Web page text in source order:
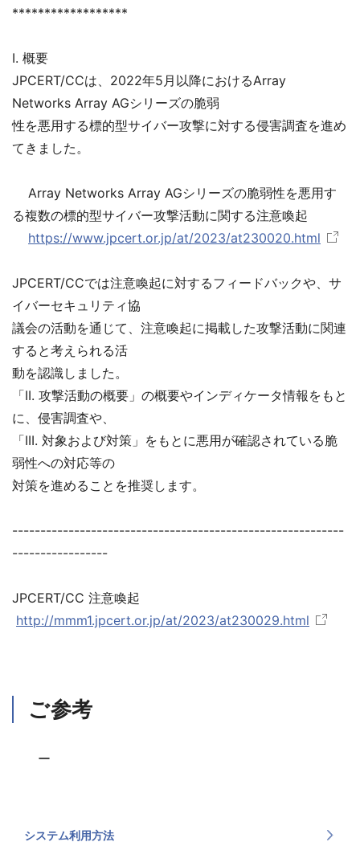
******************
I. 概要
JPCERT/CCは、2022年5月以降におけるArray
Networks Array AGシリーズの脆弱
性を悪用する標的型サイバー攻撃に対する侵害調査を進め
てきました。
Array Networks Array AGシリーズの脆弱性を悪用す
る複数の標的型サイバー攻撃活動に関する注意喚起
https://www.jpcert.or.jp/at/2023/at230020.html
JPCERT/CCでは注意喚起に対するフィードバックや、サ
イバーセキュリティ協
議会の活動を通じて、注意喚起に掲載した攻撃活動に関連
すると考えられる活
動を認識しました。
「II. 攻撃活動の概要」の概要やインディケータ情報をもと
に、侵害調査や、
「III. 対象および対策」をもとに悪用が確認されている脆
弱性への対応等の
対策を進めることを推奨します。
-----------------------------------------------------------
-----------------
JPCERT/CC 注意喚起
http://mmm1.jpcert.or.jp/at/2023/at230029.html
ご参考
ー
システム利用方法